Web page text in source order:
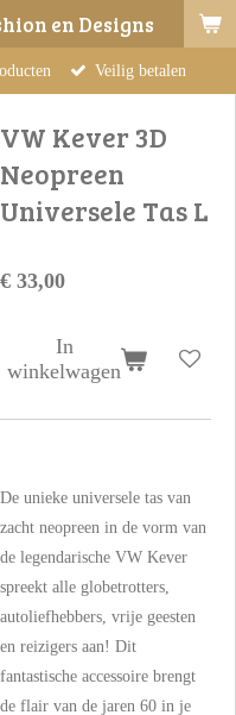
en Designs
Veilig betalen
VW Kever 3D
Neopreen
Universele Tas L
€ 33,00
In
winkelwagen
De unieke universele tas van
zacht neopreen in de vorm van
de legendarische VW Kever
spreekt alle globetrotters,
autoliefhebbers, vrije geesten
en reizigers aan! Dit
fantastische accessoire brengt
de flair van de jaren 60 in je